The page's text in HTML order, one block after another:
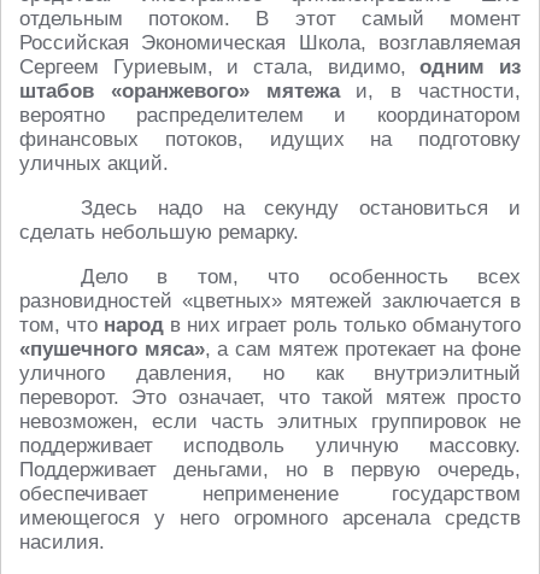
отдельным потоком. В этот самый момент
Российская Экономическая Школа, возглавляемая
Сергеем Гуриевым, и стала, видимо,одним из
штабов «оранжевого» мятежаи, в частности,
вероятно распределителем и координатором
финансовых потоков, идущих на подготовку
уличных акций.
Здесь надо на секунду остановиться и
сделать небольшую ремарку.
Дело в том, что особенность всех
разновидностей «цветных» мятежей заключается в
том, что народ в них играет роль только обманутого
«пушечного мяса», а сам мятеж протекает на фоне
уличного давления, но как внутриэлитный
переворот. Это означает, что такой мятеж просто
невозможен, если часть элитных группировок не
поддерживает исподволь уличную массовку.
Поддерживает деньгами, но в первую очередь,
обеспечивает неприменение государством
имеющегося у него огромного арсенала средств
насилия.